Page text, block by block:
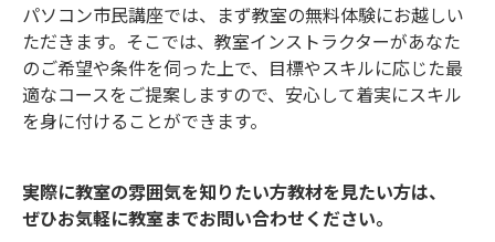
パソコン市民講座では、まず教室の無料体験にお越しい
ただきます。そこでは、教室インストラクターがあなた
のご希望や条件を伺った上で、目標やスキルに応じた最
適なコースをご提案しますので、安心して着実にスキル
を身に付けることができます。
実際に教室の雰囲気を知りたい方教材を見たい方は、
ぜひお気軽に教室までお問い合わせください。